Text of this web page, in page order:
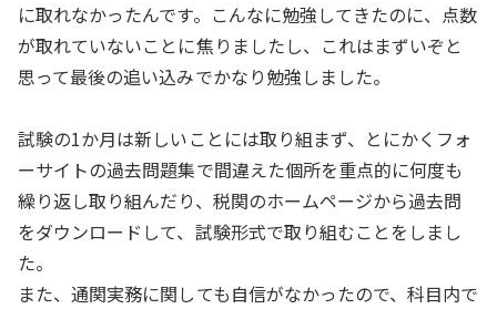
に取れなかったんです。こんなに勉強してきたのに、点数
が取れていないことに焦りましたし、これはまずいぞと
思って最後の追い込みでかなり勉強しました。
試験の1か月は新しいことには取り組まず、とにかくフォ
ーサイトの過去問題集で間違えた個所を重点的に何度も
繰り返し取り組んだり、税関のホームページから過去問
をダウンロードして、試験形式で取り組むことをしまし
た。
また、通関実務に関しても自信がなかったので、科目内で